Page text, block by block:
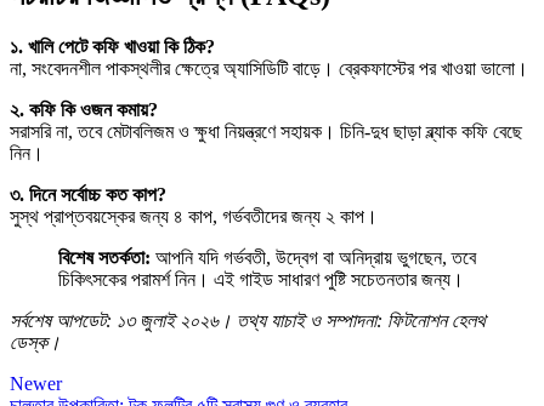
১. খালি পেটে কফি খাওয়া কি ঠিক?
না, সংবেদনশীল পাকস্থলীর ক্ষেত্রে অ্যাসিডিটি বাড়ে। ব্রেকফাস্টের পর খাওয়া ভালো।
২. কফি কি ওজন কমায়?
সরাসরি না, তবে মেটাবলিজম ও ক্ষুধা নিয়ন্ত্রণে সহায়ক। চিনি-দুধ ছাড়া ব্ল্যাক কফি বেছে
নিন।
৩. দিনে সর্বোচ্চ কত কাপ?
সুস্থ প্রাপ্তবয়স্কের জন্য ৪ কাপ, গর্ভবতীদের জন্য ২ কাপ।
বিশেষ সতর্কতা: আপনি যদি গর্ভবতী, উদ্বেগ বা অনিদ্রায় ভুগছেন, তবে
চিকিৎসকের পরামর্শ নিন। এই গাইড সাধারণ পুষ্টি সচেতনতার জন্য।
সর্বশেষ আপডেট: ১৩ জুলাই ২০২৬। তথ্য যাচাই ও সম্পাদনা: ফিটনোশন হেলথ
ডেস্ক।
Newer